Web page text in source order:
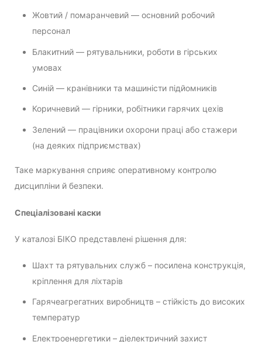
Жовтий / помаранчевий — основний робочий
персонал
Блакитний — рятувальники, роботи в гірських
умовах
Синій — кранівники та машиністи підйомників
Коричневий — гірники, робітники гарячих цехів
Зелений — працівники охорони праці або стажери
(на деяких підприємствах)
Таке маркування сприяє оперативному контролю
дисципліни й безпеки.
Спеціалізовані каски
У каталозі БІКО представлені рішення для:
Шахт та рятувальних служб – посилена конструкція,
кріплення для ліхтарів
Гарячеагрегатних виробництв – стійкість до високих
температур
Електроенергетики – діелектричний захист